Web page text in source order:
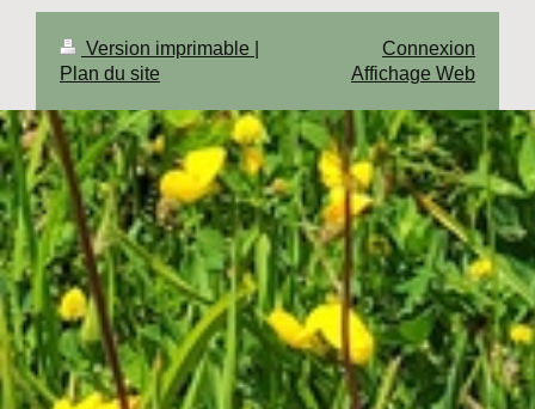
Version imprimable
Plan du site
Connexion
Affichage Web